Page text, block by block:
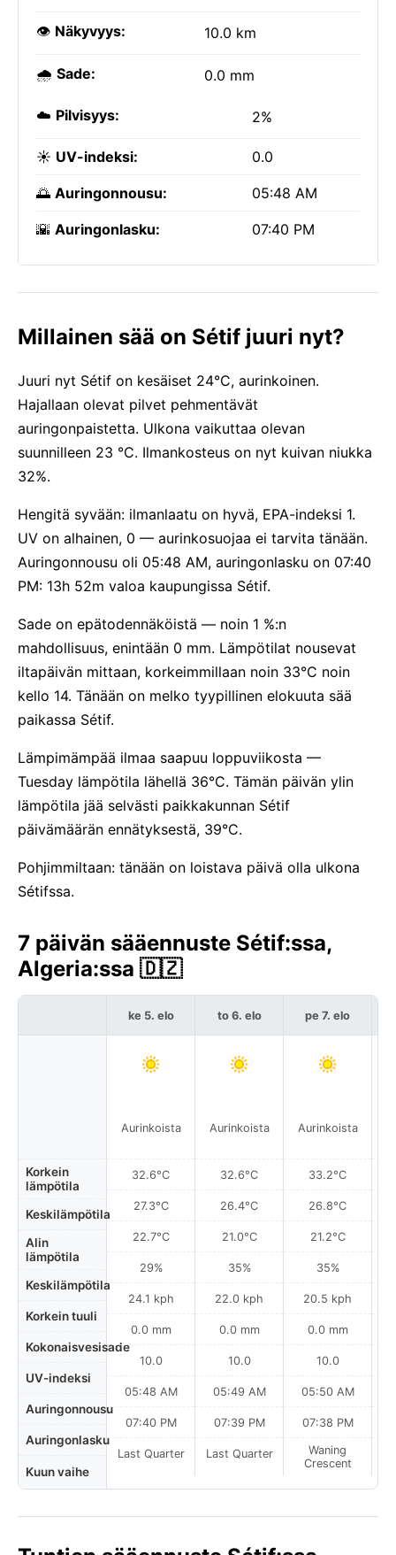
👁️ Näkyvyys: 10.0 km
🌧️ Sade: 0.0 mm
☁️ Pilvisyys: 2%
☀️ UV-indeksi: 0.0
🌅 Auringonnousu: 05:48 AM
🌇 Auringonlasku: 07:40 PM
Millainen sää on Sétif juuri nyt?
Juuri nyt Sétif on kesäiset 24°C, aurinkoinen.
Hajallaan olevat pilvet pehmentävät
auringonpaistetta. Ulkona vaikuttaa olevan
suunnilleen 23 °C. Ilmankosteus on nyt kuivan niukka
32%.
Hengitä syvään: ilmanlaatu on hyvä, EPA-indeksi 1.
UV on alhainen, 0 — aurinkosuojaa ei tarvita tänään.
Auringonnousu oli 05:48 AM, auringonlasku on 07:40
PM: 13h 52m valoa kaupungissa Sétif.
Sade on epätodennäköistä — noin 1 %:n
mahdollisuus, enintään 0 mm. Lämpötilat nousevat
iltapäivän mittaan, korkeimmillaan noin 33°C noin
kello 14. Tänään on melko tyypillinen elokuuta sää
paikassa Sétif.
Lämpimämpää ilmaa saapuu loppuviikosta —
Tuesday lämpötila lähellä 36°C. Tämän päivän ylin
lämpötila jää selvästi paikkakunnan Sétif
päivämäärän ennätyksestä, 39°C.
Pohjimmiltaan: tänään on loistava päivä olla ulkona
Sétifssa.
7 päivän sääennuste Sétif:ssa,
Algeria:ssa 🇩🇿
Korkein
lämpötila
Keskilämpötila
Alin
lämpötila
Keskilämpötila
Korkein tuuli
Kokonaisvesisade
UV-indeksi
Auringonnousu
Auringonlasku
Kuun vaihe
ke 5. elo
Aurinkoista
32.6°C
27.3°C
22.7°C
29%
24.1 kph
0.0 mm
10.0
05:48 AM
07:40 PM
Last Quarter
to 6. elo
Aurinkoista
32.6°C
26.4°C
21.0°C
35%
22.0 kph
0.0 mm
10.0
05:49 AM
07:39 PM
Last Quarter
pe 7. elo
Aurinkoista
33.2°C
26.8°C
21.2°C
35%
20.5 kph
0.0 mm
10.0
05:50 AM
07:38 PM
Waning
Crescent